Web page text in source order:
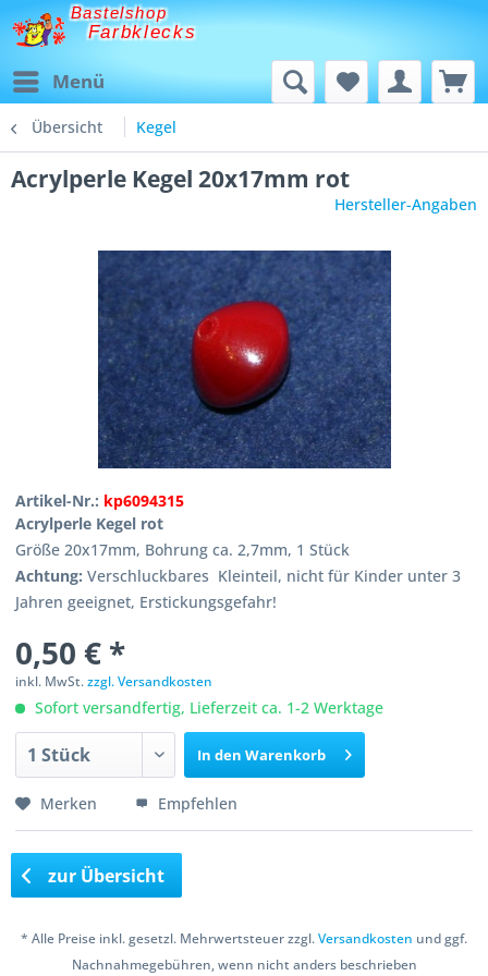
Bastelshop
Farbklecks
Menü
Übersicht Kegel
Acrylperle Kegel 20x17mm rot
Hersteller-Angaben
Artikel-Nr.: kp6094315
Acrylperle Kegel rot
Größe 20x17mm, Bohrung ca. 2,7mm, 1 Stück
Achtung: Verschluckbares Kleinteil, nicht für Kinder unter 3
Jahren geeignet, Erstickungsgefahr!
0,50 € *
inkl. MwSt.zzgl. Versandkosten
Sofort versandfertig, Lieferzeit ca. 1-2 Werktage
In den Warenkorb
Merken Empfehlen
zur Übersicht
* Alle Preise inkl. gesetzl. Mehrwertsteuer zzgl.Versandkosten und ggf.
Nachnahmegebühren, wenn nicht anders beschrieben